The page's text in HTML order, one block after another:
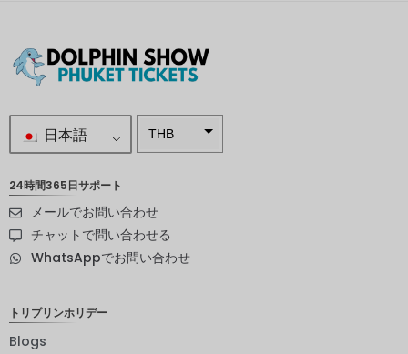
日本語 THB
スウェー
デンクロ
ーナ
24時間365日サポート
メールでお問い合わせ
チャットで問い合わせる
WhatsAppでお問い合わせ
トリプリンホリデー
Blogs